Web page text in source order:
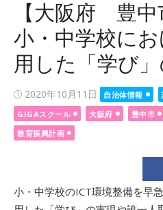
【大阪府 豊中
小・中学校に
用した「学び
Posted
on
2020年10月11日 自治体情報
GIGAスクール 大阪府 豊中市
教育振興計画
小・中学校のICT環境整備を早